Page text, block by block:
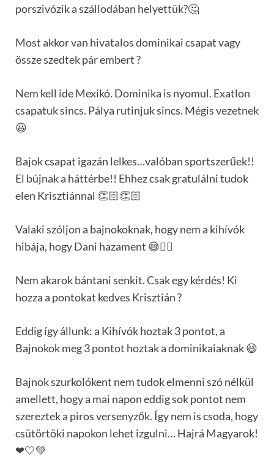
porszivózik a szállodában helyettük?🤔
Most akkor van hivatalos dominikai csapat vagy
össze szedtek pár embert ?
Nem kell ide Mexikó. Dominika is nyomul. Exatlon
csapatuk sincs. Pálya rutinjuk sincs. Mégis vezetnek
😃
Bajok csapat igazán lelkes…valóban sportszerűek!!
El bújnak a háttérbe!! Ehhez csak gratulálni tudok
elen Krisztiánnal 👏🏻👏🏻
Valaki szóljon a bajnokoknak, hogy nem a kihívók
hibája, hogy Dani hazament 😅🤦‍♀️
Nem akarok bántani senkit. Csak egy kérdés! Ki
hozza a pontokat kedves Krisztián ?
Eddig így állunk: a Kihívók hoztak 3 pontot, a
Bajnokok meg 3 pontot hoztak a dominikaiaknak 😆
Bajnok szurkolókent nem tudok elmenni szó nélkül
amellett, hogy a mai napon eddig sok pontot nem
szereztek a piros versenyzők. Így nem is csoda, hogy
csütörtöki napokon lehet izgulni… Hajrá Magyarok!
❤🤍💚